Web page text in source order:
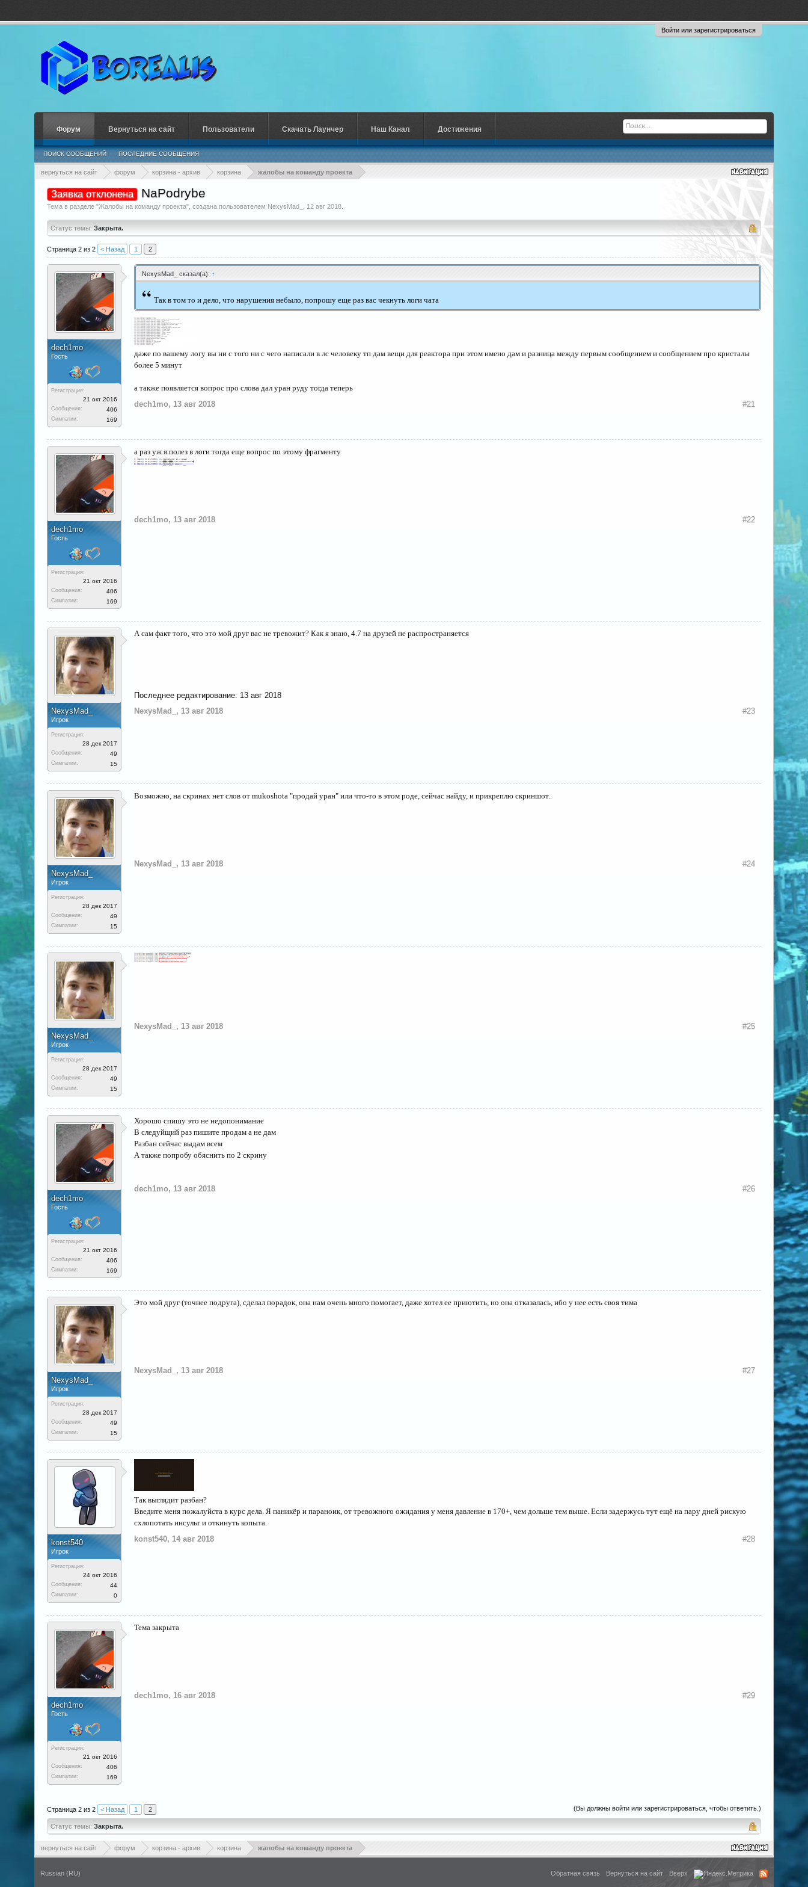
Войти или зарегистрироваться
вернуться на сайт форум корзина - архив корзина жалобы на команду проекта
Заявка отклонена NaPodrybe
Тема в разделе "Жалобы на команду проекта", создана пользователем NехysMаd_ 12 авг 2018
Статус темы: Закрыта.
Страница 2 из 2 < Назад 1 2
dech1mo
Гость
Регистрация:
21 окт 2016
Сообщения: 406
Симпатии: 169
NехysMаd_ сказал(а): ↑
“ Так в том то и дело, что нарушения небыло, попрошу еще раз вас чекнуть логи чата
даже по вашему логу вы ни с того ни с чего написали в лс человеку тп дам вещи для реактора при этом имено дам и разница между первым сообщением и сообщением про кристалы
более 5 минут
а также появляется вопрос про слова дал уран руду тогда теперь
dech1mo, 13 авг 2018 #21
dech1mo
Гость
Регистрация:
21 окт 2016
Сообщения: 406
Симпатии: 169
а раз уж я полез в логи тогда еще вопрос по этому фрагменту
dech1mo, 13 авг 2018 #22
NехysMаd_
Игрок
Регистрация:
28 дек 2017
Сообщения: 49
Симпатии: 15
А сам факт того, что это мой друг вас не тревожит? Как я знаю, 4.7 на друзей не распространяется
Последнее редактирование: 13 авг 2018
NехysMаd_ , 13 авг 2018 #23
NехysMаd_
Игрок
Регистрация:
28 дек 2017
Сообщения: 49
Симпатии: 15
Возможно, на скринах нет слов от mukoshota "продай уран" или что-то в этом роде, сейчас найду, и прикреплю скриншот..
NехysMаd_ , 13 авг 2018 #24
NехysMаd_
Игрок
Регистрация:
28 дек 2017
Сообщения: 49
Симпатии: 15
NехysMаd_ , 13 авг 2018 #25
dech1mo
Гость
Регистрация:
21 окт 2016
Сообщения: 406
Симпатии: 169
Хорошо спишу это не недопонимание
В следуйщий раз пишите продам а не дам
Разбан сейчас выдам всем
А также попробу обяснить по 2 скрину
dech1mo, 13 авг 2018 #26
NехysMаd_
Игрок
Регистрация:
28 дек 2017
Сообщения: 49
Симпатии: 15
Это мой друг (точнее подруга), сделал порадок, она нам очень много помогает, даже хотел ее приютить, но она отказалась, ибо у нее есть своя тима
NехysMаd_ , 13 авг 2018 #27
konst540
Игрок
Регистрация:
24 окт 2016
Сообщения: 44
Симпатии: 0
Так выглядит разбан?
Введите меня пожалуйста в курс дела. Я паникёр и параноик, от тревожного ожидания у меня давление в 170+, чем дольше тем выше. Если задержусь тут ещё на пару дней рискую
схлопотать инсульт и откинуть копыта.
konst540, 14 авг 2018 #28
dech1mo
Гость
Регистрация:
21 окт 2016
Сообщения: 406
Симпатии: 169
Тема закрыта
dech1mo, 16 авг 2018 #29
(Вы должны войти или зарегистрироваться, чтобы ответить.)
Страница 2 из 2 < Назад 1 2
Статус темы: Закрыта.
вернуться на сайт форум корзина - архив корзина жалобы на команду проекта
Форум
ПОИСК СООБЩЕНИЙ ПОСЛЕДНИЕ СООБЩЕНИЯ
Вернуться на сайт Пользователи Скачать Лаунчер Наш Канал Достижения
Russian (RU) Обратная связь Вернуться на сайт Вверх